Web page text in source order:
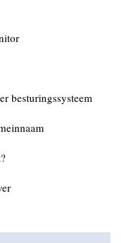
besturingssysteem